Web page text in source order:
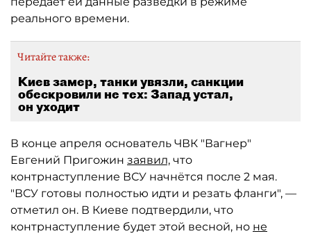
реального времени.
Читайте также:
Киев замер, танки увязли, санкции
обескровили не тех: Запад устал,
он уходит
В конце апреля основатель ЧВК "Вагнер"
Евгений Пригожин заявил, что
контрнаступление ВСУ начнётся после 2 мая.
"ВСУ готовы полностью идти и резать фланги", —
отметил он. В Киеве подтвердили, что
контрнаступление будет этой весной, но не